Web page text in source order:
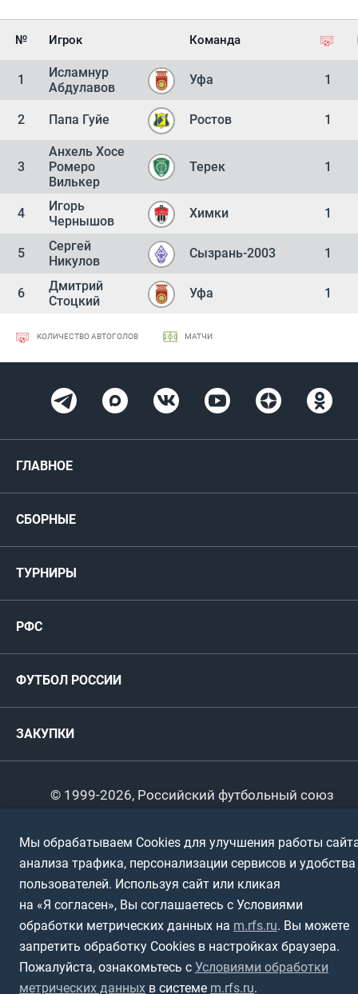
№ Игрок Команда
1
Исламнур
Абдулавов
Уфа 1
2 Папа Гуйе Ростов 1
3
Анхель Хосе
Ромеро
Вилькер
Терек 1
4
Игорь
Чернышов
Химки 1
5
Сергей
Никулов
Сызрань-2003 1
6
Дмитрий
Стоцкий
Уфа 1
КОЛИЧЕСТВО АВТОГОЛОВ МАТЧИ
ГЛАВНОЕ
Карта болельщика
СБОРНЫЕ
Футзал
Титулы и трофеи
ТУРНИРЫ
Международные
Турниры клубов
РФС
Регионы
Документы
ФУТБОЛ РОССИИ
Пляжный
ПОДА-футбол
Футбольное двоеборье
Интерактивный
Любители
Дети
Ветераны
Спортсмены с ОВЗ
ЗАКУПКИ
© 1999-2026, Российский футбольный союз
Политика обработки персональных данных
Использование информации
Полная версия сайта
Мы обрабатываем Cookies для улучшения работы
анализа трафика, персонализации сервисов и удобства
пользователей. Используя сайт или кликая
на «Я согласен», Вы соглашаетесь с Условиями
обработки метрических данных на m.rfs.ru. Вы можете
запретить обработку Cookies в настройках браузера.
Пожалуйста, ознакомьтесь с Условиями обработки
метрических данных в системе m.rfs.ru.